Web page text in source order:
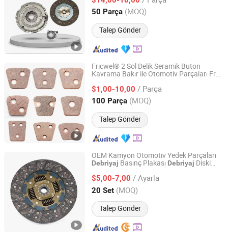
50 Parça (MOQ)
Talep Gönder
Sichuan, China Fiyat 2025
Fricwel® 2 Sol Delik Seramik Buton
Kavrama Bakır ile Otomotiv Parçaları Fren
Plakası için Buton Kavrama
$1,00-10,00 / Parça
100 Parça (MOQ)
Talep Gönder
FRICWEL AUTOMOTIVE LIMITED
Zhejiang, China Fiyat 2013
OEM Kamyon Otomotiv Yedek Parçaları
Debriyaj Basınç Plakası Debriyaj Diski
30100-ED800 3312000290 500392643
31250-60431 31250-36131
$5,00-7,00 / Ayarla
20 Set (MOQ)
Talep Gönder
Wuhan Circle Star Auto Parts Co., Ltd
Hubei, China Fiyat 2025